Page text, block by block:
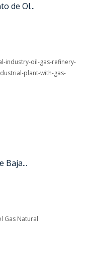
de Ol...
Baja...